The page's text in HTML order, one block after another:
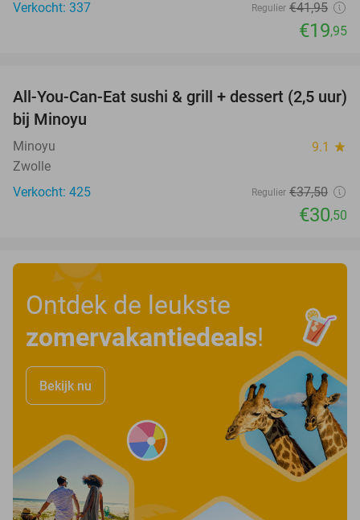
Verkocht: 337
Regulier €41,95
€19,95
19%
All-You-Can-Eat sushi & grill + dessert (2,5 uur)
bij Minoyu
Minoyu 9.1 star
Zwolle
Verkocht: 425
Regulier €37,50
€30,50
Ontdek de leukste
zomervakantiedeals!
Bekijk nu